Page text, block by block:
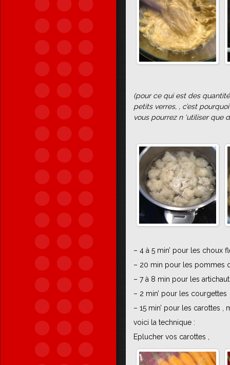
(pour ce qui est des quantité
petits verres, , c’est
vous pourrez n ‘utiliser que
– 4 à 5 min’ pour les choux
– 20 min pour les pommes
– 7 à 8 min pour les
– 2 min’ pour les courgettes
– 15 min’ pour les carottes
voici la technique :
Eplucher vos carottes ,